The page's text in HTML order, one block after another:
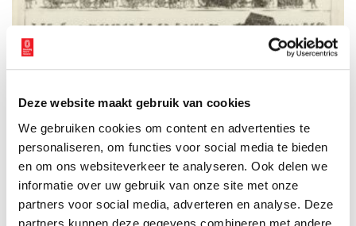
Deze website maakt gebruik van cookies
We gebruiken cookies om content en advertenties te
personaliseren, om functies voor social media te bieden
en om ons websiteverkeer te analyseren. Ook delen we
informatie over uw gebruik van onze site met onze
partners voor social media, adverteren en analyse. Deze
partners kunnen deze gegevens combineren met andere
Wanneer er iemand overlijdt, breekt voor de nabestaanden een
periode van rouw aan. Tegenwoordig neemt men vaak samen
afscheid van de overledene tijdens een uitvaart, maar is het
rouwproces daarna meestal een privéaangelegenheid. Vroeger
was dat anders en kon je vaak in één oogopslag zien dat
iemand ‘in de rouw’ was. Strenge etiquetteregels schreven tot
in de 20e eeuw voor dat men na een overlijden tijdelijk